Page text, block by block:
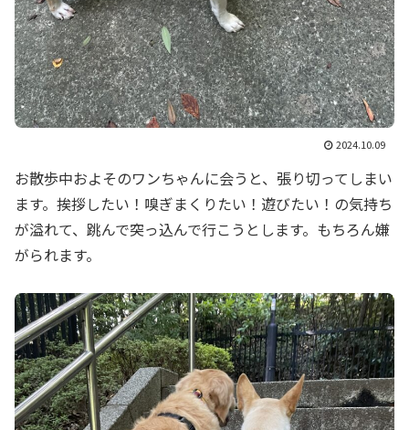
2024.10.09
お散歩中およそのワンちゃんに会うと、張り切ってしまい
ます。挨拶したい！嗅ぎまくりたい！遊びたい！の気持ち
が溢れて、跳んで突っ込んで行こうとします。もちろん嫌
がられます。